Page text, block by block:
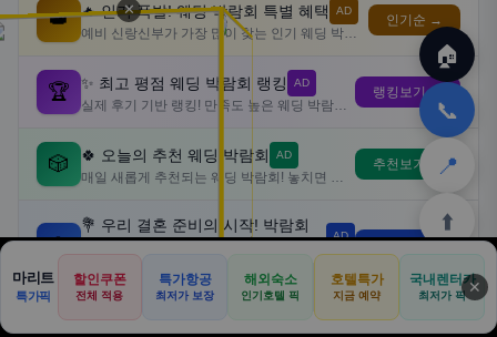
👑 🔥 인기 폭발! 웨딩 박람회 특별 혜택 AD
예비 신랑신부가 가장 많이 찾는 인기 웨딩 박람회 일정을 지금 확인하세요
인기순 →
🏆 ✨ 최고 평점 웨딩 박람회 랭킹 AD
실제 후기 기반 랭킹! 만족도 높은 웨딩 박람회만 엄선해서 보여드립니다
랭킹보기 →
🎲 🍀 오늘의 추천 웨딩 박람회 AD
매일 새롭게 추천되는 웨딩 박람회! 놓치면 후회할 특가 혜택을 만나보세요
추천보기 →
💎
💐 우리 결혼 준비의 시작! 박람회
AD
일정보기 →
🎀 🎊 완벽한 결혼 준비! 박람회 스케줄
🏠
💬
커뮤
✈️
🍽️
🛒
쿠팡
🎁
테무
🏠
📞
📍
⬆️
🏠
견적
💬 🚐
기사등록
🛒
아마존
✕
마리트
특가픽
할인쿠폰
전체 적용
특가항공
최저가 보장
해외숙소
인기호텔 픽
호텔특가
지금 예약
국내렌터카
최저가 픽 ✕